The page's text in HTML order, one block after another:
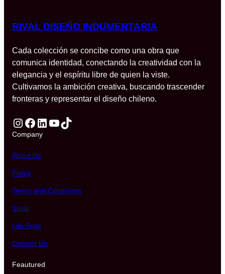
RIVAL DISEÑO INDUMENTARIA
Cada colección se concibe como una obra que
comunica identidad, conectando la creatividad con la
elegancia y el espíritu libre de quien la viste.
Cultivamos la ambición creativa, buscando trascender
fronteras y representar el diseño chileno.
Instagram Facebook LinkedIn YouTube TikTok
Company
About Us
Policy
Terms and Conditions
Shop
Life Style
Contact Us
Feautured